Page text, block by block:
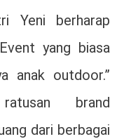
Yeni berharap
yang biasa
anak outdoor.”
brand
dari berbagai